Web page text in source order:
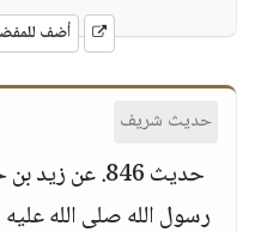
أضف
حديث شريف
حديث 846. عن
رسول الله صلى الله